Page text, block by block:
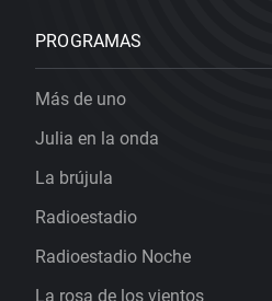
PROGRAMAS
Más de uno
Julia en la onda
La brújula
Radioestadio
Radioestadio Noche
La rosa de los vientos